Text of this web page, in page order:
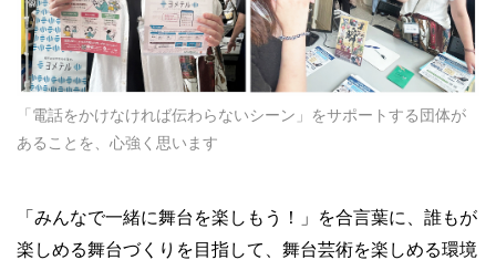
「電話をかけなければ伝わらないシーン」をサポートする団体が
あることを、心強く思います
「みんなで一緒に舞台を楽しもう！」を合言葉に、誰もが
楽しめる舞台づくりを目指して、舞台芸術を楽しめる環境